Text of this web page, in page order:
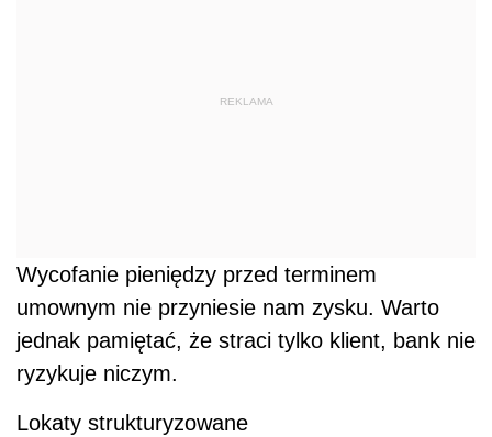
REKLAMA
Wycofanie pieniędzy przed terminem
umownym nie przyniesie nam zysku. Warto
jednak pamiętać, że straci tylko klient, bank nie
ryzykuje niczym.
Lokaty strukturyzowane